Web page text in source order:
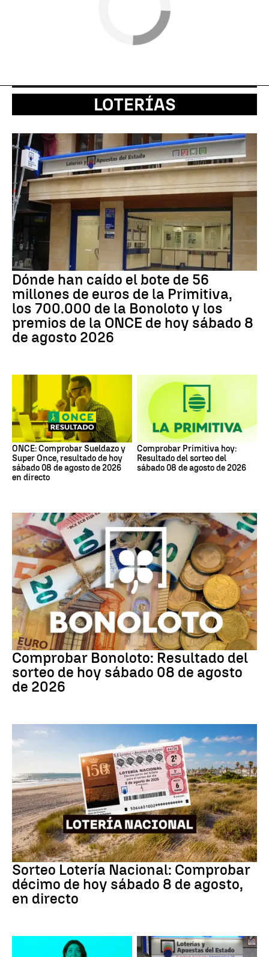
LOTERÍAS
Dónde han caído el bote de 56
millones de euros de la Primitiva,
los 700.000 de la Bonoloto y los
premios de la ONCE de hoy sábado 8
de agosto 2026
ONCE: Comprobar Sueldazo y
Super Once, resultado de hoy
sábado 08 de agosto de 2026
en directo
Comprobar Primitiva hoy:
Resultado del sorteo del
sábado 08 de agosto de 2026
Bonoloto
Comprobar Bonoloto: Resultado del
sorteo de hoy sábado 08 de agosto
de 2026
Lotería Nacional
Sorteo Lotería Nacional: Comprobar
décimo de hoy sábado 8 de agosto,
en directo